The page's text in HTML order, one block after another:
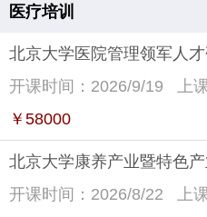
医疗培训
北京大学医院管理领军人
开课时间：2026/9/19
上
￥58000
北京大学康养产业暨特色
开课时间：2026/8/22
上